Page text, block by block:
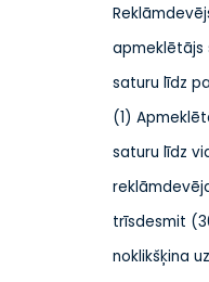
apmeklētājs
saturu līdz
(1)
saturu līdz
trīsdesmit
noklikšķina